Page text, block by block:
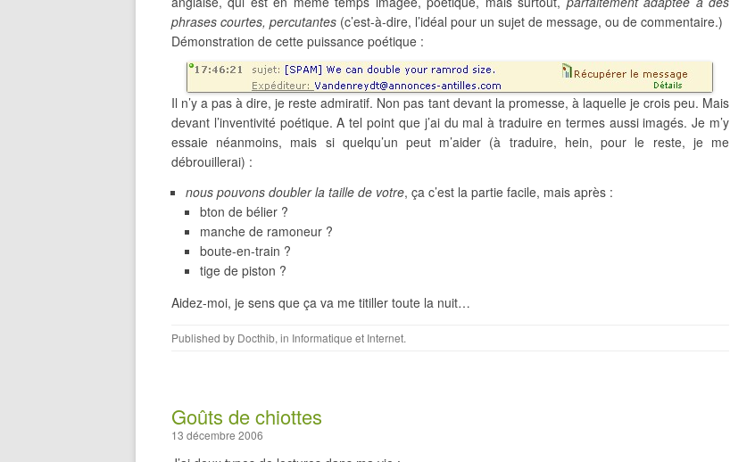
phrases courtes, percutantes (c’est-à-dire, l’idéal pour un sujet de message, ou de commentaire.)
Démonstration de cette puissance poétique :
Il n’y a pas à dire, je reste admiratif. Non pas tant devant la promesse, à laquelle je crois peu. Mais
devant l’inventivité poétique. A tel point que j’ai du mal à traduire en termes aussi imagés. Je m’y
essaie néanmoins, mais si quelqu’un peut m’aider (à traduire, hein, pour le reste, je me
débrouillerai) :
nous pouvons doubler la taille de votre, ça c’est la partie facile, mais après :
bton de bélier ?
manche de ramoneur ?
boute-en-train ?
tige de piston ?
Aidez-moi, je sens que ça va me titiller toute la nuit…
Published by Docthib, in Informatique et Internet.
Goûts de chiottes
13 décembre 2006